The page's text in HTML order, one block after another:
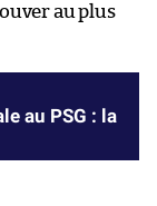
au plus
au PSG : la